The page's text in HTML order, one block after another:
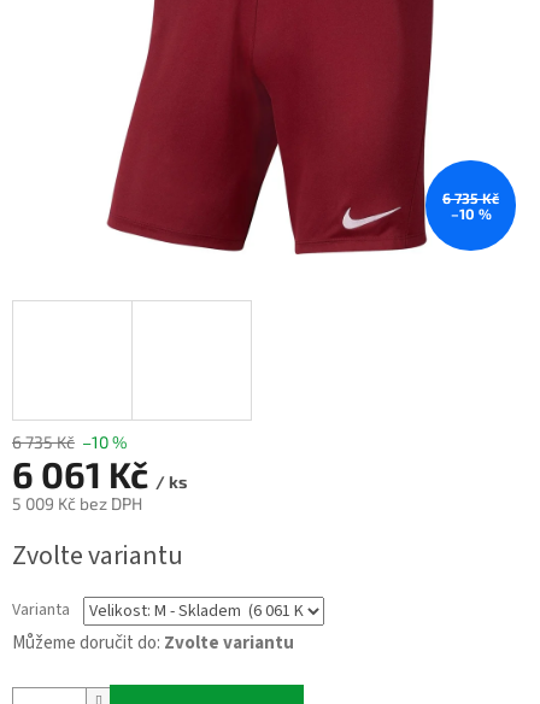
6 735 Kč
–10 %
6 735 Kč –10 %
6 061 Kč / ks
5 009 Kč bez DPH
cena:
Zvolte variantu
Varianta
Můžeme doručit do: Zvolte variantu